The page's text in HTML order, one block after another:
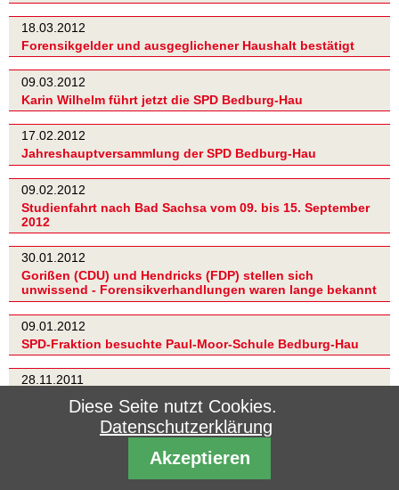
18.03.2012
Forensikgelder und ausgeglichener Haushalt bestätigt
09.03.2012
Karin Wilhelm führt jetzt die SPD Bedburg-Hau
17.02.2012
Jahreshauptversammlung der SPD Bedburg-Hau
09.02.2012
Studienfahrt nach Bad Sachsa vom 09. bis 15. September
2012
30.01.2012
Gorißen (CDU) und Hendricks (FDP) stellen sich
unwissend - Forensikverhandlungen waren lange bekannt
09.01.2012
SPD-Fraktion besuchte Paul-Moor-Schule Bedburg-Hau
28.11.2011
SPD Bedburg-Hau bekräftigt: Hallenbad erhalten
Bedburg-Hauer Bürger werden gefragt - Wie Sparen? Wo
Diese Seite nutzt Cookies.
Datenschutzerklärung
Akzeptieren